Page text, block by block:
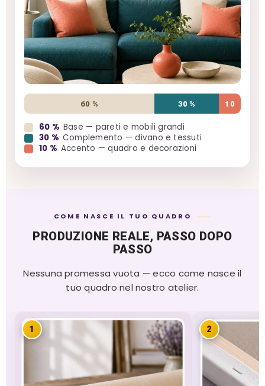
60 % 30 % 10
60 % Base — pareti e mobili grandi
30 % Complemento — divano e tessuti
10 % Accento — quadro e decorazioni
COME NASCE IL TUO QUADRO
PRODUZIONE REALE, PASSO DOPO
PASSO
Nessuna promessa vuota — ecco come nasce il
tuo quadro nel nostro atelier.
1 2